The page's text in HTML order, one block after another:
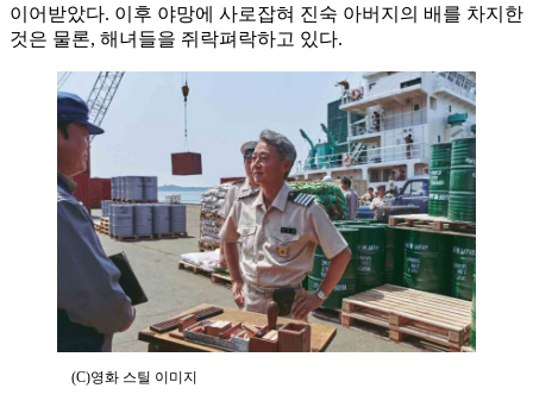
이어받았다. 이후 야망에 사로잡혀 진숙 아버지의 배를 차지한
것은 물론, 해녀들을 쥐락펴락하고 있다.
(C)영화 스틸 이미지